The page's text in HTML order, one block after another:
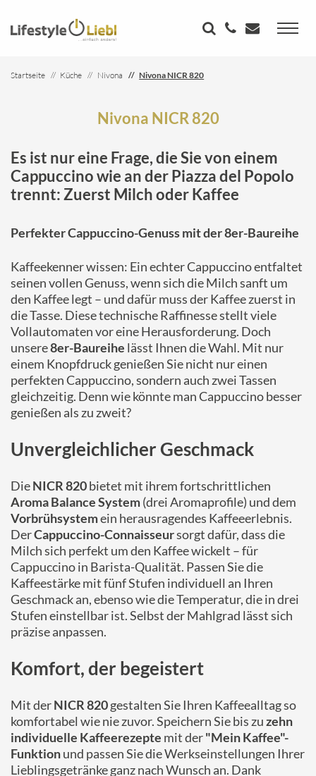
Startseite Küche Nivona Nivona NICR 820
Nivona NICR 820
Es ist nur eine Frage, die Sie von einem
Cappuccino wie an der Piazza del Popolo
trennt: Zuerst Milch oder Kaffee
Perfekter Cappuccino-Genuss mit der 8er-Baureihe
Kaffeekenner wissen: Ein echter Cappuccino entfaltet
seinen vollen Genuss, wenn sich die Milch sanft um
den Kaffee legt – und dafür muss der Kaffee zuerst in
die Tasse. Diese technische Raffinesse stellt viele
Vollautomaten vor eine Herausforderung. Doch
unsere8er-Baureihe lässt Ihnen die Wahl. Mit nur
einem Knopfdruck genießen Sie nicht nur einen
perfekten Cappuccino, sondern auch zwei Tassen
gleichzeitig. Denn wie könnte man Cappuccino besser
genießen als zu zweit?
Unvergleichlicher Geschmack
DieNICR 820bietet mit ihrem fortschrittlichen
Aroma Balance System(drei Aromaprofile) und dem
Vorbrühsystemein herausragendes Kaffeeerlebnis.
DerCappuccino-Connaisseursorgt dafür, dass die
Milch sich perfekt um den Kaffee wickelt – für
Cappuccino in Barista-Qualität. Passen Sie die
Kaffeestärke mit fünf Stufen individuell an Ihren
Geschmack an, ebenso wie die Temperatur, die in drei
Stufen einstellbar ist. Selbst der Mahlgrad lässt sich
präzise anpassen.
Komfort, der begeistert
Mit derNICR 820gestalten Sie Ihren Kaffeealltag so
komfortabel wie nie zuvor. Speichern Sie bis zuzehn
individuelle Kaffeerezepte mit der"Mein Kaffee"-
Funktionund passen Sie die Werkseinstellungen Ihrer
Lieblingsgetränke ganz nach Wunsch an. Dank